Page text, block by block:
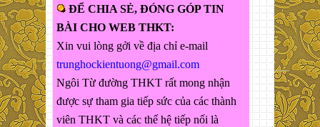
ĐỂ CHIA SẺ, ĐÓNG GÓP TIN
BÀI CHO WEB THKT:
Xin vui lòng gởi về địa chỉ e-mail
trunghockientuong@gmail.com
Ngôi Từ đường THKT rất mong nhận
được sự tham gia tiếp sức của các thành
viên THKT và các thế hệ tiếp nối là